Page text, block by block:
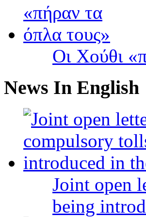
Οι Χούθι
News In English
Joint open
being